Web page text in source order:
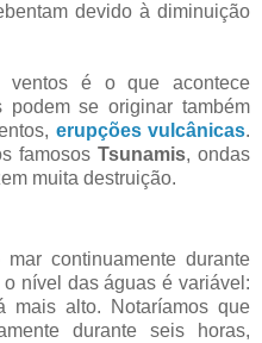
devido à diminuição
ventos é o que acontece
podem se originar também
erupções vulcânicas.
famosos Tsunamis, ondas
muita destruição.
continuamente durante
nível das águas é variável:
mais alto. Notaríamos que
durante seis horas,